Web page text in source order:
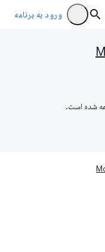
ورود به برنامه
شده است.